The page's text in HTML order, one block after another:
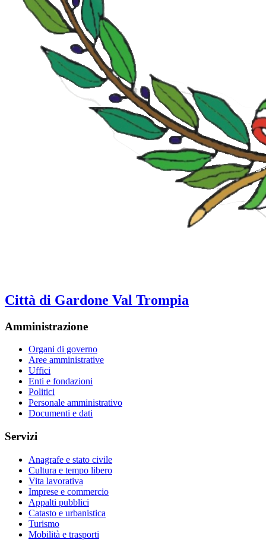
Città di Gardone Val Trompia
Amministrazione
Organi di governo
Aree amministrative
Uffici
Enti e fondazioni
Politici
Personale amministrativo
Documenti e dati
Servizi
Anagrafe e stato civile
Cultura e tempo libero
Vita lavorativa
Imprese e commercio
Appalti pubblici
Catasto e urbanistica
Turismo
Mobilità e trasporti